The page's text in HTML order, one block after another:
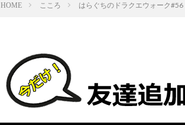
HOME こころ はらぐちのドラクエウォーク